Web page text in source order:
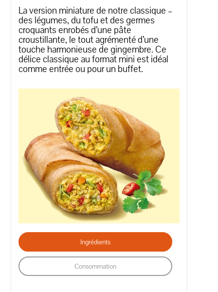
La version miniature de notre classique –
des légumes, du tofu et des germes
croquants enrobés d’une pâte
croustillante, le tout agrémenté d’une
touche harmonieuse de gingembre. Ce
délice classique au format mini est idéal
comme entrée ou pour un buffet.
Ingrédients
Consommation